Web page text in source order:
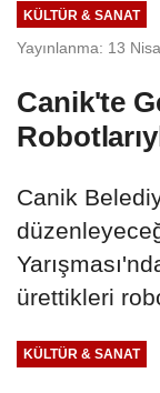
KÜLTÜR & SANAT
Yayınlanma: 13
Canik'te
Canik
ürettikleri
KÜLTÜR & SANAT